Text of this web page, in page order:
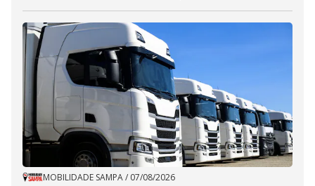
MOBILIDADE SAMPA/ 07/08/2026